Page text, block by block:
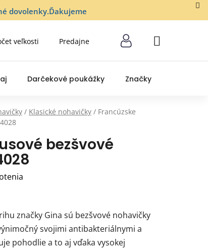
dovolenky.Ďakujeme
veľkosti Predajne
NÁKUPNÝ
Darčekové poukážky Značky
/ Klasické nohavičky / Francúzske
bezšvové
značky Gina sú bezšvové nohavičky
svojimi antibakteriálnymi a
pohodlie a to aj vďaka vysokej